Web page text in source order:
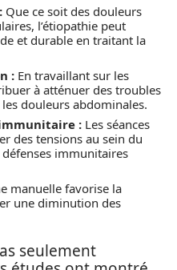
Que ce soit des douleurs
l’étiopathie peut
et durable en traitant la
: En travaillant sur les
à atténuer des troubles
douleurs abdominales.
: Les séances
des tensions au sein du
immunitaires
manuelle favorise la
une diminution des
seulement